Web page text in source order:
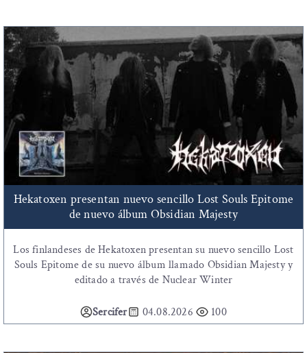
Hekatoxen presentan nuevo sencillo Lost Souls Epitome
de nuevo álbum Obsidian Majesty
Los finlandeses de Hekatoxen presentan su nuevo sencillo Lost
Souls Epitome de su nuevo álbum llamado Obsidian Majesty y
editado a través de Nuclear Winter
Sercifer 04.08.2026 100